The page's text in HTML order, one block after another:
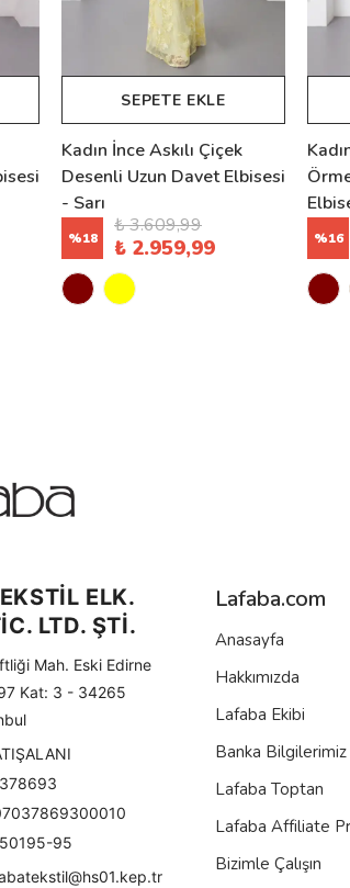
SEPETE EKLE
Kadın İnce Askılı Çiçek
Desenli Uzun Davet Elbisesi
- Sarı
%18
₺ 3.609,99
₺ 2.959,99 %16
Lafaba.com
Anasayfa
Hakkımızda
Lafaba Ekibi
Banka Bilgilerimiz
Lafaba Toptan
Lafaba Affiliate
Bizimle Çalışın
ELK.
LTD. ŞTİ.
Mah. Eski Edirne
Kat: 3 - 34265
50195-95